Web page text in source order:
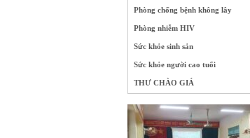
Phòng chống bệnh không lây
Phòng nhiễm HIV
Sức khỏe sinh sản
Sức khỏe người cao tuổi
THƯ CHÀO GIÁ